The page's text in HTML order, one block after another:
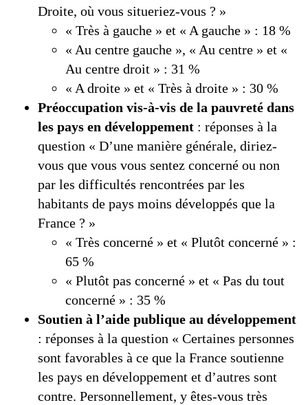
Droite, où vous situeriez-vous ? »
« Très à gauche » et « A gauche » : 18 %
« Au centre gauche », « Au centre » et «
Au centre droit » : 31 %
« A droite » et « Très à droite » : 30 %
Préoccupation vis-à-vis de la pauvreté dans
les pays en développement : réponses à la
question « D’une manière générale, diriez-
vous que vous vous sentez concerné ou non
par les difficultés rencontrées par les
habitants de pays moins développés que la
France ? »
« Très concerné » et « Plutôt concerné » :
65 %
« Plutôt pas concerné » et « Pas du tout
concerné » : 35 %
Soutien à l’aide publique au développement
: réponses à la question « Certaines personnes
sont favorables à ce que la France soutienne
les pays en développement et d’autres sont
contre. Personnellement, y êtes-vous très